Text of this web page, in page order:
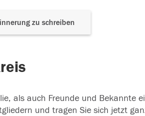
zu schreiben
als auch Freunde und Bekannte
und tragen Sie sich jetzt